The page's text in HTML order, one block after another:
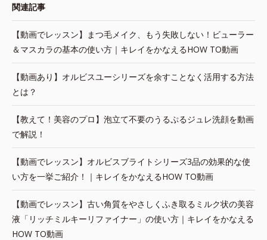
関連記事
【動画でレッスン】まつ毛メイク、もう失敗しない！ビューラー
＆マスカラの基本の使い方｜キレイをかなえるHOW TO動画
【動画あり】オルビスユーシリーズを余すことなく活用する方法
とは？
【教えて！美容のプロ】泡立て不要のうるぷるジュレ洗顔を動画
で解説！
【動画でレッスン】オルビスブライトシリーズ3品の効果的な使
い方を一挙ご紹介！｜キレイをかなえるHOW TO動画
【動画でレッスン】古い角質をやさしくふき取るミルク状の美容
液「リッチミルキーリファイナー」の使い方｜キレイをかなえる
HOW TO動画